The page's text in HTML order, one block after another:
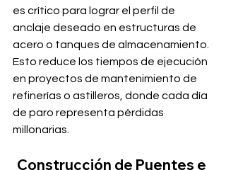
es crítico para lograr el perfil de
anclaje deseado en estructuras de
acero o tanques de almacenamiento.
Esto reduce los tiempos de ejecución
en proyectos de mantenimiento de
refinerías o astilleros, donde cada día
de paro representa pérdidas
millonarias.
Construcción de Puentes e